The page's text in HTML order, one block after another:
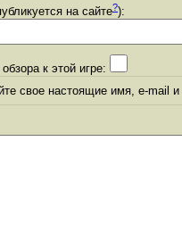
на сайте?):
к этой игре:
свое настоящие имя, e-mail